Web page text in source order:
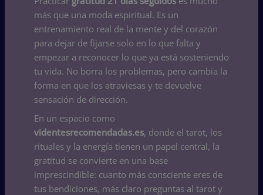
más que una moda espiritual. Es un
entrenamiento real de la mente y del corazón
para dejar de fijarse solo en lo que falta y
empezar a reconocer lo que ya está sosteniendo
tu vida. No borra los problemas, pero cambia la
forma en que los atraviesas y te devuelve
sensación de dirección.
En un espacio como
videntesrecomendadas.es, donde el tarot, los
rituales y la energía tienen un papel central, la
gratitud se convierte en una base
imprescindible: cuanto más consciente eres de
tus bendiciones, más claro preguntas al tarot y